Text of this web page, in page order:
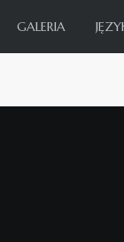
GALERIA